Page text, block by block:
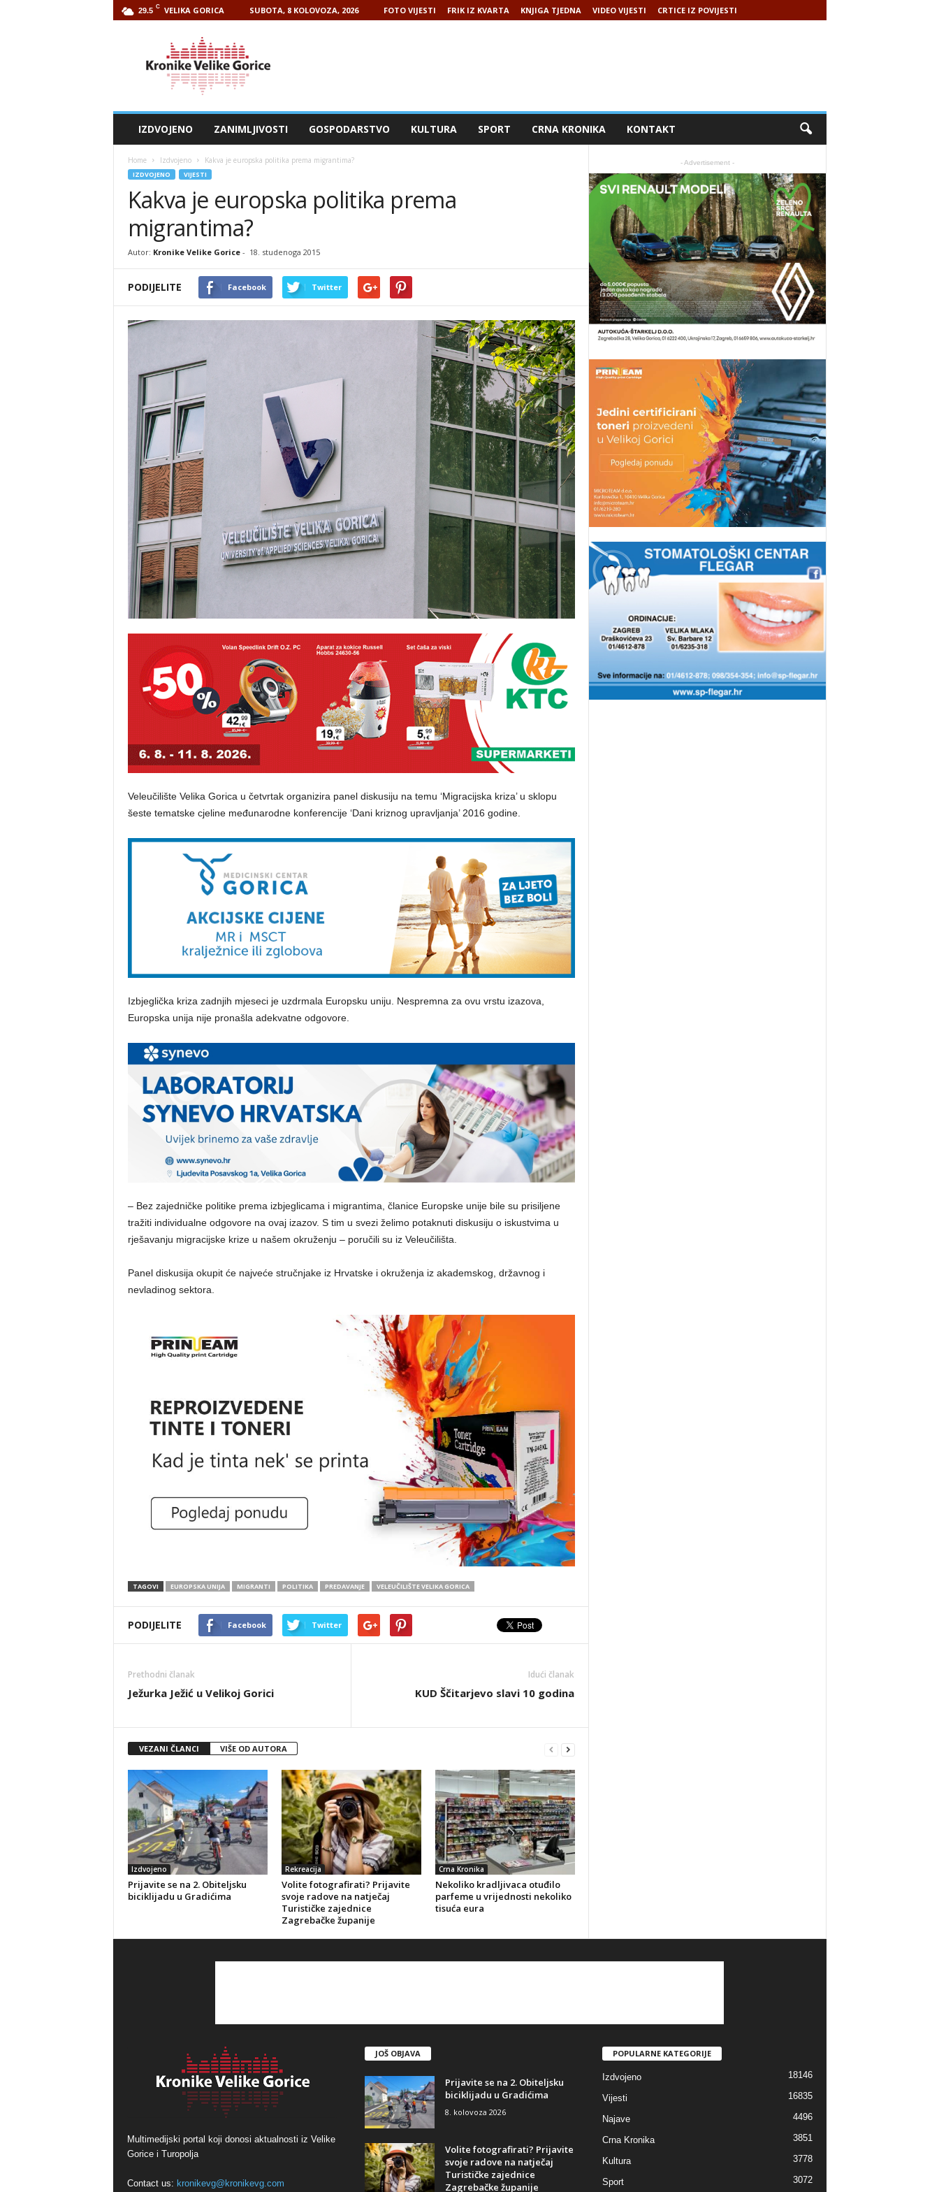
29.5 C VELIKA GORICA SUBOTA, 8 KOLOVOZA, 2026 FOTO VIJESTI FRIK IZ KVARTA KNJIGA TJEDNA VIDEO VIJESTI CRTICE IZ POVIJESTI
IZDVOJENO ZANIMLJIVOSTI GOSPODARSTVO KULTURA SPORT CRNA KRONIKA KONTAKT
Home Izdvojeno Kakva je europska politika prema migrantima?
IZDVOJENO VIJESTI
Kakva je europska politika prema
migrantima?
Autor: Kronike Velike Gorice- 18. studenoga 2015
PODIJELITE Facebook Twitter
Veleučilište Velika Gorica u četvrtak organizira panel diskusiju na temu ‘Migracijska kriza’ u sklopu
šeste tematske cjeline međunarodne konferencije ‘Dani kriznog upravljanja’ 2016 godine.
Izbjeglička kriza zadnjih mjeseci je uzdrmala Europsku uniju. Nespremna za ovu vrstu izazova,
Europska unija nije pronašla adekvatne odgovore.
– Bez zajedničke politike prema izbjeglicama i migrantima, članice Europske unije bile su prisiljene
tražiti individualne odgovore na ovaj izazov. S tim u svezi želimo potaknuti diskusiju o iskustvima u
rješavanju migracijske krize u našem okruženju – poručili su iz Veleučilišta.
Panel diskusija okupit će najveće stručnjake iz Hrvatske i okruženja iz akademskog, državnog i
nevladinog sektora.
TAGOVI EUROPSKA UNIJA MIGRANTI POLITIKA PREDAVANJE VELEUČILIŠTE VELIKA GORICA
PODIJELITE Facebook Twitter
Prethodni članak
Ježurka Ježić u Velikoj Gorici
Idući članak
KUD Ščitarjevo slavi 10 godina
VEZANI ČLANCI VIŠE OD AUTORA
Izdvojeno
Prijavite se na 2. Obiteljsku
biciklijadu u Gradićima
Rekreacija
Volite fotografirati? Prijavite
svoje radove na natječaj
Turističke zajednice
Zagrebačke županije
Crna Kronika
Nekoliko kradljivaca otuđilo
parfeme u vrijednosti nekoliko
tisuća eura
- Advertisement -
Multimedijski portal koji donosi aktualnosti iz Velike
Gorice i Turopolja
Contact us: kronikevg@kronikevg.com
JOŠ OBJAVA
Prijavite se na 2. Obiteljsku
biciklijadu u Gradićima
8. kolovoza 2026
Volite fotografirati? Prijavite
svoje radove na natječaj
Turističke zajednice
Zagrebačke županije
POPULARNE KATEGORIJE
Izdvojeno 18146
Vijesti 16835
Najave 4496
Crna Kronika 3851
Kultura 3778
Sport 3072